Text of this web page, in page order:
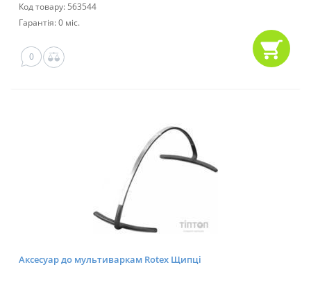
Код товару: 563544
Гарантія: 0 міс.
0
Аксесуар до мультиваркам Rotex Щипці